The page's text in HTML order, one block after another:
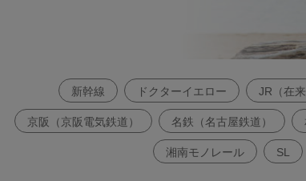
新幹線 ドクターイエロー JR（在来
京阪（京阪電気鉄道） 名鉄（名古屋鉄道）
湘南モノレール SL